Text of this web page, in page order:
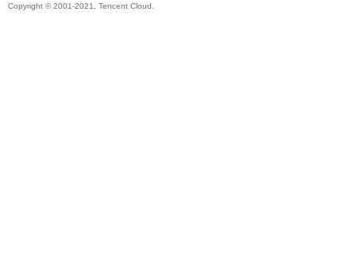
Copyright © 2001-2021, Tencent Cloud.